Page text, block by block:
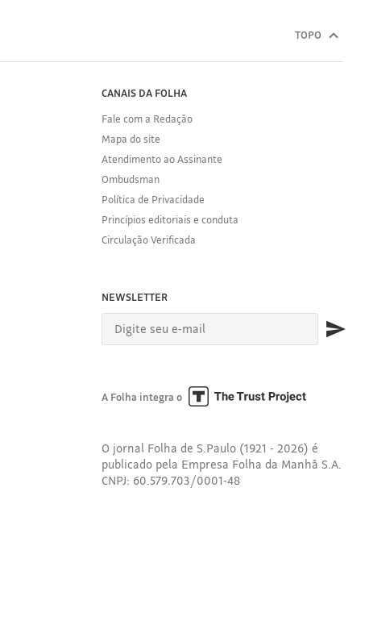
TOPO
CANAIS DA FOLHA
Fale com a Redação
Mapa do site
Atendimento ao Assinante
Ombudsman
Política de Privacidade
Princípios editoriais e conduta
Circulação Verificada
NEWSLETTER
A Folha integra o
O jornal Folha de S.Paulo (1921 - 2026) é
publicado pela Empresa Folha da Manhã S.A.
CNPJ: 60.579.703/0001-48